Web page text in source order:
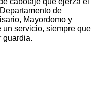
de
Mayordomo y
servicio, siempre que
guardia.